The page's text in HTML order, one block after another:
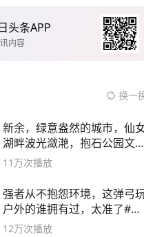
头条APP
内容
换一
新余，绿意盎然的城市，仙
湖畔波光潋滟，抱石公园文化
深邃……
11万次播放
强者从不抱怨环境，这弹弓
户外的谁拥有过，太准了#弹
弓#户外
12万次播放